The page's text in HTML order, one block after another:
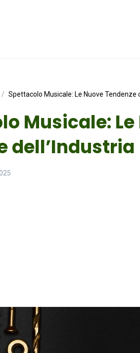
Spettacolo Musicale: Le Nuove Tendenze
Musicale: Le
dell’Industria